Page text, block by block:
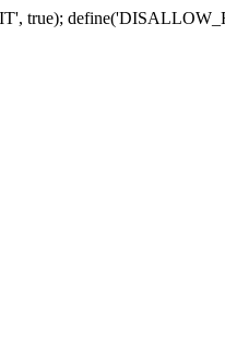
true);